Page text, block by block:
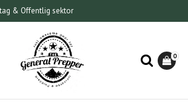
& Offentlig sektor
0